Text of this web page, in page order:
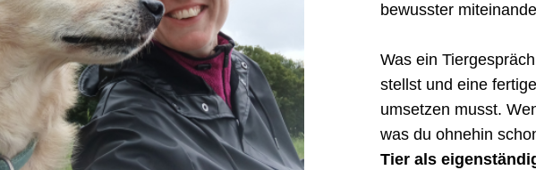
bewusster
Was ein
stellst und eine
umsetzen musst.
was du ohnehin
Tier als